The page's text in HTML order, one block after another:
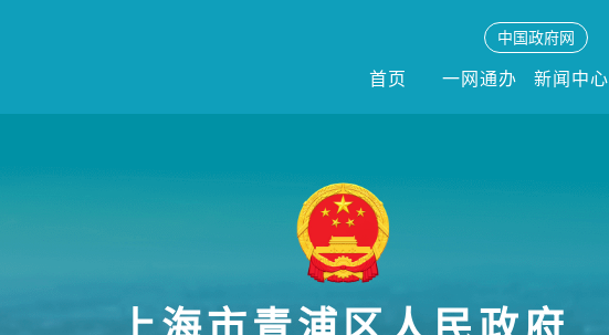
中国政府网
首页 一网通办 新闻中心